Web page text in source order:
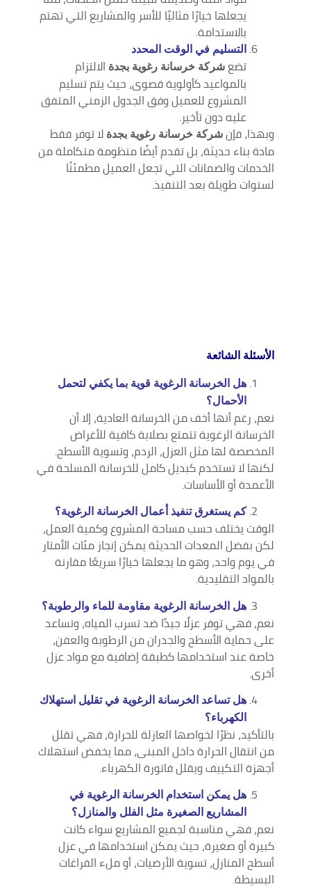
يجعلها خيارًا مثاليًا للأسر والمشاريع التي تهتم
بالاستدامة.
التسليم في الوقت المحدد
تضع شركة خرسانة رغوية بجدة الالتزام
بالمواعيد كأولوية قصوى، حيث يتم تسليم
المشروع للعميل وفق الجدول الزمني المتفق
عليه دون تأخير.
وبهذا، فإن شركة خرسانة رغوية بجدة لا توفر فقط
مادة بناء حديثة، بل تقدم أيضًا منظومة متكاملة من
الخدمات والضمانات التي تجعل العميل مطمئنًا
لسنوات طويلة بعد التنفيذ.
الأسئلة الشائعة
هل الخرسانة الرغوية قوية بما يكفي لتحمل
الأحمال؟
نعم، رغم أنها أخف من الخرسانة العادية، إلا أن
الخرسانة الرغوية تتمتع بصلابة كافية للأغراض
المخصصة لها مثل العزل، الردم، وتسوية الأسطح.
لكنها لا تستخدم كبديل كامل للخرسانة المسلحة في
الأعمدة أو الأساسات.
كم يستغرق تنفيذ أعمال الخرسانة الرغوية؟
الوقت يختلف حسب مساحة المشروع وكمية العمل،
لكن بفضل المعدات الحديثة يمكن إنجاز مئات الأمتار
في يوم واحد، وهو ما يجعلها خيارًا سريعًا مقارنة
بالمواد التقليدية.
هل الخرسانة الرغوية مقاومة للماء والرطوبة؟
نعم، فهي توفر عزلًا جيدًا ضد تسرب المياه، وتساعد
على حماية الأسطح والجدران من الرطوبة والعفن،
خاصة عند استخدامها كطبقة إضافية مع مواد عزل
أخرى.
هل تساعد الخرسانة الرغوية في تقليل استهلاك
الكهرباء؟
بالتأكيد، نظرًا لخواصها العازلة للحرارة، فهي تقلل
من انتقال الحرارة داخل المبنى، مما يخفض استهلاك
أجهزة التكييف ويقلل فاتورة الكهرباء.
هل يمكن استخدام الخرسانة الرغوية في
المشاريع الصغيرة مثل الفلل والمنازل؟
نعم، فهي مناسبة لجميع المشاريع سواء كانت
كبيرة أو صغيرة، حيث يمكن استخدامها في عزل
أسطح المنازل، تسوية الأرضيات، أو ملء الفراغات
البسيطة.